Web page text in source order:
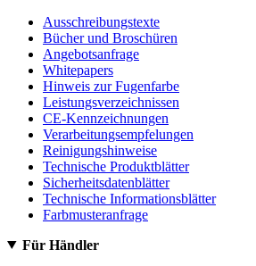
Ausschreibungstexte
Bücher und Broschüren
Angebotsanfrage
Whitepapers
Hinweis zur Fugenfarbe
Leistungsverzeichnissen
CE-Kennzeichnungen
Verarbeitungsempfelungen
Reinigungshinweise
Technische Produktblätter
Sicherheitsdatenblätter
Technische Informationsblätter
Farbmusteranfrage
Für Händler